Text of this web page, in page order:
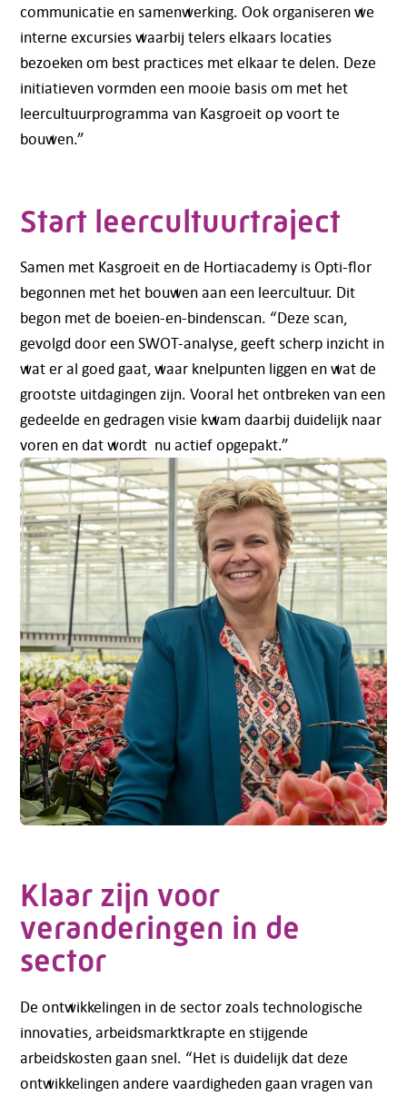
communicatie en samenwerking. Ook organiseren we
interne excursies waarbij telers elkaars locaties
bezoeken om best practices met elkaar te delen. Deze
initiatieven vormden een mooie basis om met het
leercultuurprogramma van Kasgroeit op voort te
bouwen.”
Start leercultuurtraject
Samen met Kasgroeit en de Hortiacademy is Opti-flor
begonnen met het bouwen aan een leercultuur. Dit
begon met de boeien-en-bindenscan. “Deze scan,
gevolgd door een SWOT-analyse, geeft scherp inzicht in
wat er al goed gaat, waar knelpunten liggen en wat de
grootste uitdagingen zijn. Vooral het ontbreken van een
gedeelde en gedragen visie kwam daarbij duidelijk naar
voren en dat wordt nu actief opgepakt.”
Klaar zijn voor
veranderingen in de
sector
De ontwikkelingen in de sector zoals technologische
innovaties, arbeidsmarktkrapte en stijgende
arbeidskosten gaan snel. “Het is duidelijk dat deze
ontwikkelingen andere vaardigheden gaan vragen van